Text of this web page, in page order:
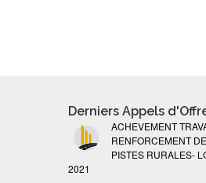
Derniers Appels
ACHEVEMENT
RENFORCEMENT
PISTES RURALES-
2021